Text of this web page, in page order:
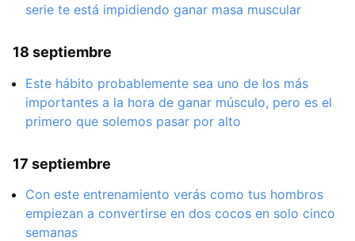
serie te está impidiendo ganar masa muscular
18 septiembre
Este hábito probablemente sea uno de los más
importantes a la hora de ganar músculo, pero es el
primero que solemos pasar por alto
17 septiembre
Con este entrenamiento verás como tus hombros
empiezan a convertirse en dos cocos en solo cinco
semanas